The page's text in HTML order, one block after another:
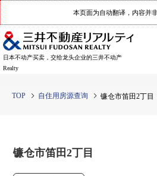
本页面为自动翻译，内容并非
日本不动产买卖，交给龙头企业的三井不动产
Realty
TOP 自住用房源查询 镰仓市笛田2丁目
镰仓市笛田2丁目